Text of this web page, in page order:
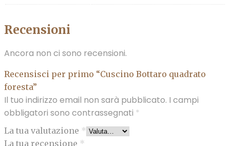
Recensioni
Ancora non ci sono recensioni.
Recensisci per primo “Cuscino Bottaro quadrato
foresta”
Il tuo indirizzo email non sarà pubblicato. I campi
obbligatori sono contrassegnati *
La tua valutazione *
La tua recensione *